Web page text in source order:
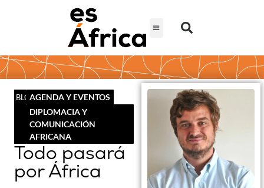
BLOGAGENDA Y EVENTOS
DIPLOMACIA Y
COMUNICACIÓN
AFRICANA
Todo pasará
por África